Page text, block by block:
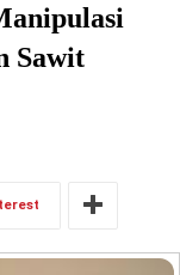
Sawit